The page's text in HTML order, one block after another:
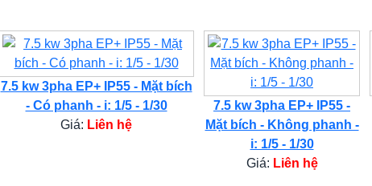
7.5 kw 3pha EP+ IP55 - Mặt bích
- Có phanh - i: 1/5 - 1/30
Giá: Liên hệ
7.5 kw 3pha EP+ IP55 -
Mặt bích - Không phanh -
i: 1/5 - 1/30
Giá: Liên hệ